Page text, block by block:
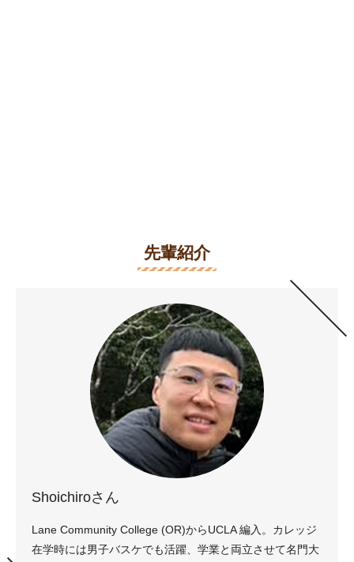
先輩紹介
Shoichiroさん
Lane Community College (OR)からUCLA 編入。カレッジ
在学時には男子バスケでも活躍、学業と両立させて名門大